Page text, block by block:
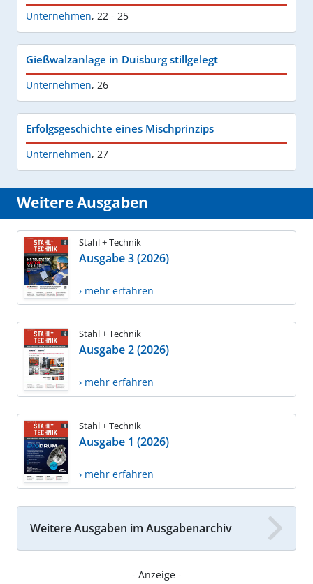
Unternehmen, 22 - 25
Gießwalzanlage in Duisburg stillgelegt
Unternehmen, 26
Erfolgsgeschichte eines Mischprinzips
Unternehmen, 27
Weitere Ausgaben
Stahl + Technik
Ausgabe 3 (2026)
› mehr erfahren
Stahl + Technik
Ausgabe 2 (2026)
› mehr erfahren
Stahl + Technik
Ausgabe 1 (2026)
› mehr erfahren
Weitere Ausgaben im Ausgabenarchiv
- Anzeige -